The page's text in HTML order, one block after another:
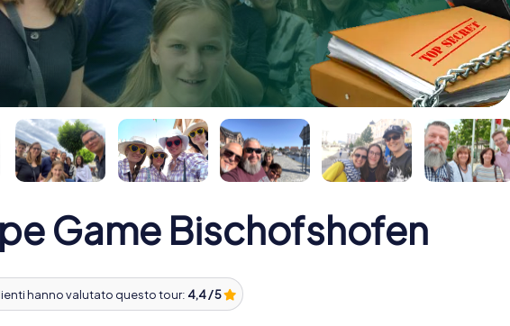
Game Bischofshofen
hanno valutato questo tour: 4,4 / 5